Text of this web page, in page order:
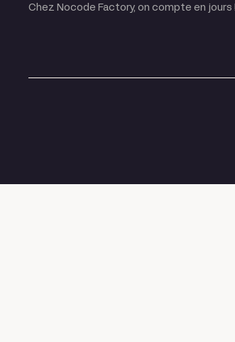
Chez Nocode Factory, on compte en jours !